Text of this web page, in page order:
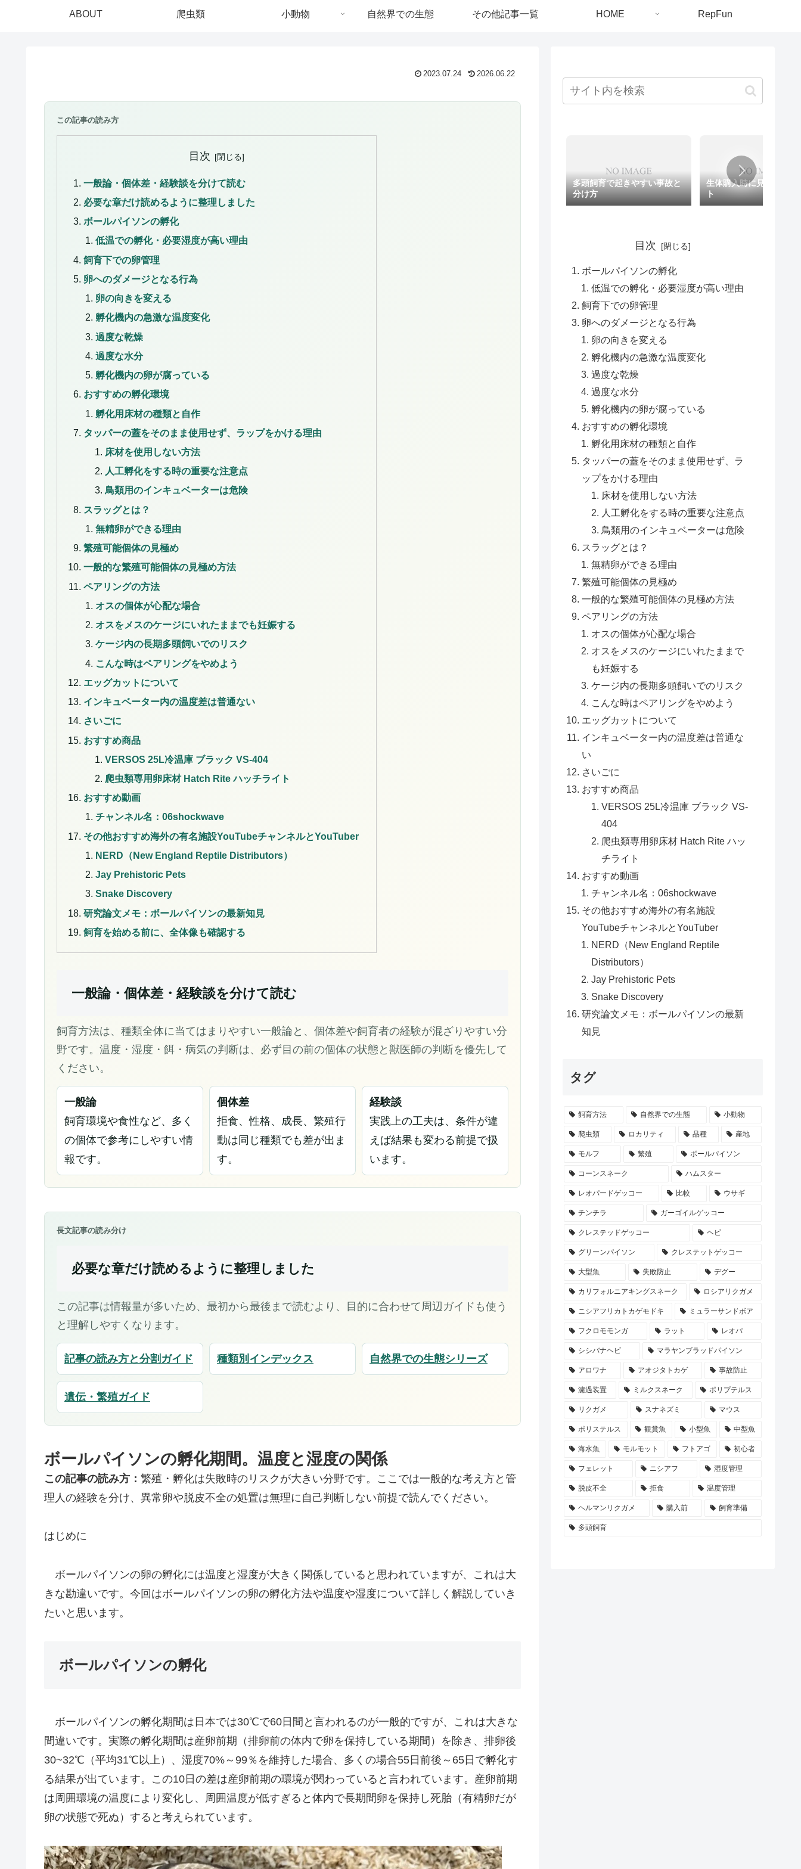
ABOUT 爬虫類 小動物 自然界での生態 その他記事一覧 HOME RepFun
2023.07.24 2026.06.22
この記事の読み方
目次
一般論・個体差・経験談を分けて読む
必要な章だけ読めるように整理しました
ボールパイソンの孵化
低温での孵化・必要湿度が高い理由
飼育下での卵管理
卵へのダメージとなる行為
卵の向きを変える
孵化機内の急激な温度変化
過度な乾燥
過度な水分
孵化機内の卵が腐っている
おすすめの孵化環境
孵化用床材の種類と自作
タッパーの蓋をそのまま使用せず、ラップをかける理由
床材を使用しない方法
人工孵化をする時の重要な注意点
鳥類用のインキュベーターは危険
スラッグとは？
無精卵ができる理由
繁殖可能個体の見極め
一般的な繁殖可能個体の見極め方法
ペアリングの方法
オスの個体が心配な場合
オスをメスのケージにいれたままでも妊娠する
ケージ内の長期多頭飼いでのリスク
こんな時はペアリングをやめよう
エッグカットについて
インキュベーター内の温度差は普通ない
さいごに
おすすめ商品
VERSOS 25L冷温庫 ブラック VS-404
爬虫類専用卵床材 Hatch Rite ハッチライト
おすすめ動画
チャンネル名：06shockwave
その他おすすめ海外の有名施設YouTubeチャンネルとYouTuber
NERD（New England Reptile Distributors）
Jay Prehistoric Pets
Snake Discovery
研究論文メモ：ボールパイソンの最新知見
飼育を始める前に、全体像も確認する
一般論・個体差・経験談を分けて読む
飼育方法は、種類全体に当てはまりやすい一般論と、個体差や飼育者の経験が混ざりやすい分
野です。温度・湿度・餌・病気の判断は、必ず目の前の個体の状態と獣医師の判断を優先して
ください。
一般論
飼育環境や食性など、多く
の個体で参考にしやすい情
報です。
個体差
拒食、性格、成長、繁殖行
動は同じ種類でも差が出ま
す。
経験談
実践上の工夫は、条件が違
えば結果も変わる前提で扱
います。
長文記事の読み分け
必要な章だけ読めるように整理しました
この記事は情報量が多いため、最初から最後まで読むより、目的に合わせて周辺ガイドも使う
と理解しやすくなります。
記事の読み方と分割ガイド 種類別インデックス 自然界での生態シリーズ
遺伝・繁殖ガイド
ボールパイソンの孵化期間。温度と湿度の関係
この記事の読み方： 繁殖・孵化は失敗時のリスクが大きい分野です。ここでは一般的な考え方と管
理人の経験を分け、異常卵や脱皮不全の処置は無理に自己判断しない前提で読んでください。
はじめに
ボールパイソンの卵の孵化には温度と湿度が大きく関係していると思われていますが、これは大
きな勘違いです。今回はボールパイソンの卵の孵化方法や温度や湿度について詳しく解説していき
たいと思います。
ボールパイソンの孵化
ボールパイソンの孵化期間は日本では30℃で60日間と言われるのが一般的ですが、これは大きな
間違いです。実際の孵化期間は産卵前期（排卵前の体内で卵を保持している期間）を除き、排卵後
30~32℃（平均31℃以上）、湿度70%～99％を維持した場合、多くの場合55日前後～65日で孵化す
る結果が出ています。この10日の差は産卵前期の環境が関わっていると言われています。産卵前期
は周囲環境の温度により変化し、周囲温度が低すぎると体内で長期間卵を保持し死胎（有精卵だが
卵の状態で死ぬ）すると考えられています。
多頭飼育で起きやすい事故と
分け方
生体購入時に見るべきポ
ト
目次
ボールパイソンの孵化
低温での孵化・必要湿度が高い理由
飼育下での卵管理
卵へのダメージとなる行為
卵の向きを変える
孵化機内の急激な温度変化
過度な乾燥
過度な水分
孵化機内の卵が腐っている
おすすめの孵化環境
孵化用床材の種類と自作
タッパーの蓋をそのまま使用せず、ラ
ップをかける理由
床材を使用しない方法
人工孵化をする時の重要な注意点
鳥類用のインキュベーターは危険
スラッグとは？
無精卵ができる理由
繁殖可能個体の見極め
一般的な繁殖可能個体の見極め方法
ペアリングの方法
オスの個体が心配な場合
オスをメスのケージにいれたままで
も妊娠する
ケージ内の長期多頭飼いでのリスク
こんな時はペアリングをやめよう
エッグカットについて
インキュベーター内の温度差は普通な
い
さいごに
おすすめ商品
VERSOS 25L冷温庫 ブラック VS-
404
爬虫類専用卵床材 Hatch Rite ハッ
チライト
おすすめ動画
チャンネル名：06shockwave
その他おすすめ海外の有名施設
YouTubeチャンネルとYouTuber
NERD（New England Reptile
Distributors）
Jay Prehistoric Pets
Snake Discovery
研究論文メモ：ボールパイソンの最新
知見
タグ
飼育方法 自然界での生態 小動物
爬虫類 ロカリティ 品種 産地
モルフ 繁殖 ボールパイソン
コーンスネーク ハムスター
レオパードゲッコー 比較 ウサギ
チンチラ ガーゴイルゲッコー
クレステッドゲッコー ヘビ
グリーンパイソン クレステットゲッコー
大型魚 失敗防止 デグー
カリフォルニアキングスネーク ロシアリクガメ
ニシアフリカトカゲモドキ ミュラーサンドボア
フクロモモンガ ラット レオパ
シシバナヘビ マラヤンブラッドパイソン
アロワナ アオジタトカゲ 事故防止
濾過装置 ミルクスネーク ポリプテルス
リクガメ スナネズミ マウス
ポリステルス 観賞魚 小型魚 中型魚
海水魚 モルモット フトアゴ 初心者
フェレット ニシアフ 湿度管理
脱皮不全 拒食 温度管理
ヘルマンリクガメ 購入前 飼育準備
多頭飼育